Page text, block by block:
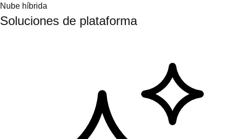
Nube híbrida
Soluciones de plataforma